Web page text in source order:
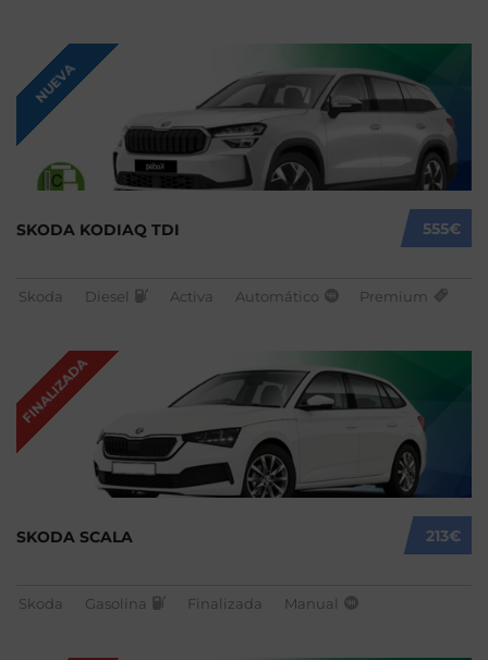
NUEVA
555€
SKODA KODIAQ TDI
Skoda Diesel Activa Automático Premium
FINALIZADA
213€
SKODA SCALA
Skoda Gasolina Finalizada Manual